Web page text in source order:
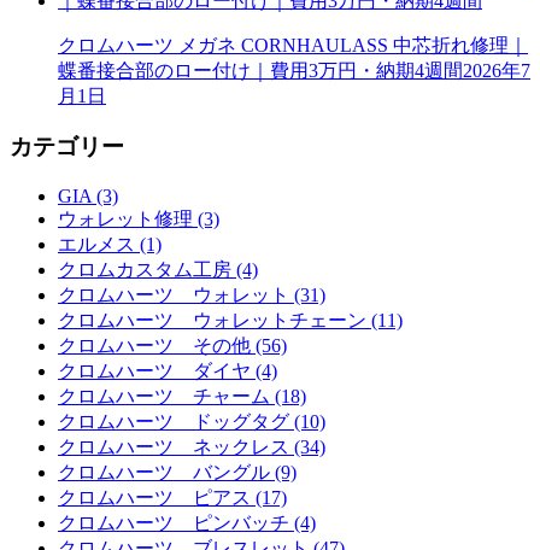
クロムハーツ メガネ CORNHAULASS 中芯折れ修理｜
蝶番接合部のロー付け｜費用3万円・納期4週間2026年7
月1日
カテゴリー
GIA (3)
ウォレット修理 (3)
エルメス (1)
クロムカスタム工房 (4)
クロムハーツ ウォレット (31)
クロムハーツ ウォレットチェーン (11)
クロムハーツ その他 (56)
クロムハーツ ダイヤ (4)
クロムハーツ チャーム (18)
クロムハーツ ドッグタグ (10)
クロムハーツ ネックレス (34)
クロムハーツ バングル (9)
クロムハーツ ピアス (17)
クロムハーツ ピンバッチ (4)